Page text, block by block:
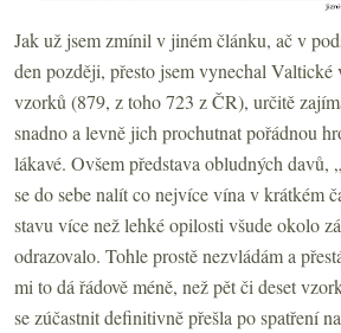
Jak už jsem zmínil v jiném článku, ač v
den později, přesto jsem vynechal Valtické
vzorků (879, z toho 723 z ČR), určitě
snadno a levně jich prochutnat pořádnou
lákavé. Ovšem představa obludných davů,
se do sebe nalít co nejvíce vína v krátkém
stavu více než lehké opilosti všude okolo
odrazovalo. Tohle prostě nezvládám a
mi to dá řádově méně, než pět či deset
se zúčastnit definitivně přešla po spatření